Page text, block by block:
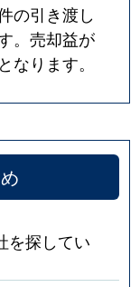
の引き渡し
。売却益が
ります。
を探してい